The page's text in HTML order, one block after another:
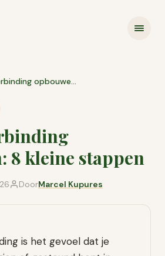
Sociale verbinding opbouwen: 8 kleine stappen
8 kleine stappen
DoorMarcel Kupures
is het gevoel dat je